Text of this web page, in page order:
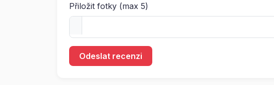
Přiložit fotky (max 5)
Odeslat recenzi